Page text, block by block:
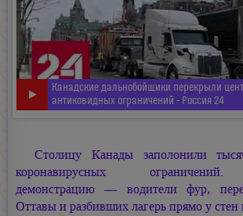
Канадские дальнобойщики перекрыли
антиковидных ограничений - Россия 24
Столицу Канады заполонили
коронавирусных ограничений.
демонстрацию — водители фур,
Оттавы и разбивших лагерь прямо у стен